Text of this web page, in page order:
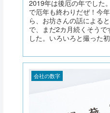
2019年は後厄の年でした
で厄年も終わりだぜ！今
ら、お坊さんの話による
で、まだ2カ月続くそう
した。いろいろと撮った
会社の数字